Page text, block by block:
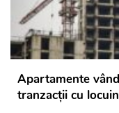
Apartamente
tranzacții cu